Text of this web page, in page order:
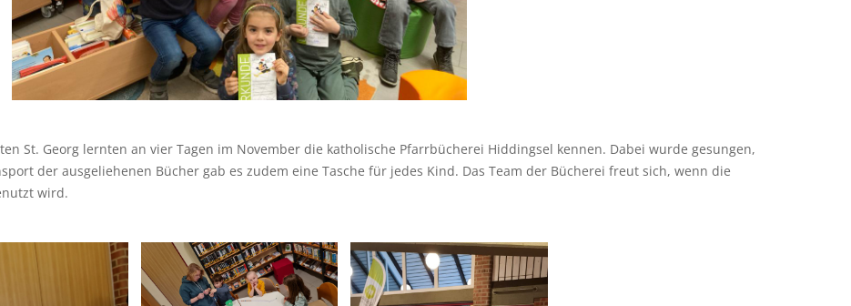
St. Georg lernten an vier Tagen im November die katholische Pfarrbücherei Hiddingsel kennen. Dabei wurde gesungen,
der ausgeliehenen Bücher gab es zudem eine Tasche für jedes Kind. Das Team der Bücherei freut sich, wenn die
wird.